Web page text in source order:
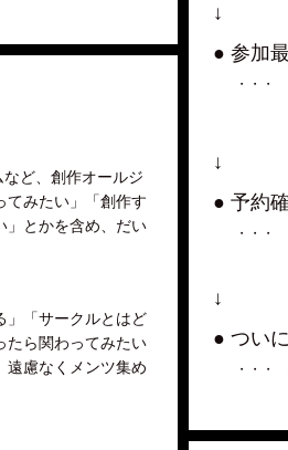
ど、創作オールジ
てみたい」「創作す
」とかを含め、だい
」「サークルとはど
たら関わってみたい
遠慮なくメンツ集め
↓
● 参加
・・・
↓
● 予約
・・・
↓
● つい
・・・